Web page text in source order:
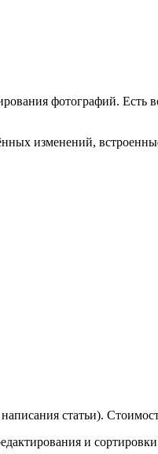
фотографий.
изменений,
статьи).
и